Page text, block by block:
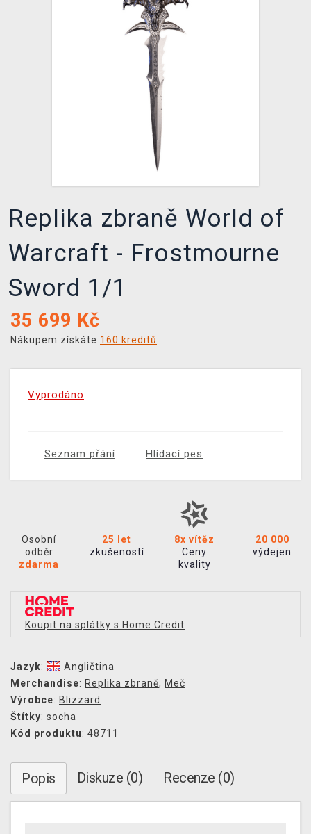
TCG & BOARDGAME HUB
Replika zbraně World of
Warcraft - Frostmourne
Sword 1/1
35 699 Kč
Nákupem získáte 160 kreditů
Vyprodáno
Seznam přání Hlídací pes
Osobní
odběr
zdarma
25 let
zkušeností
8x vítěz
Ceny
kvality
20 000
výdejen
Koupit na splátky s Home Credit
Jazyk:
Angličtina
Merchandise: Replika zbraně, Meč
Výrobce: Blizzard
Štítky: socha
Kód produktu: 48711
Popis Diskuze (0) Recenze (0)